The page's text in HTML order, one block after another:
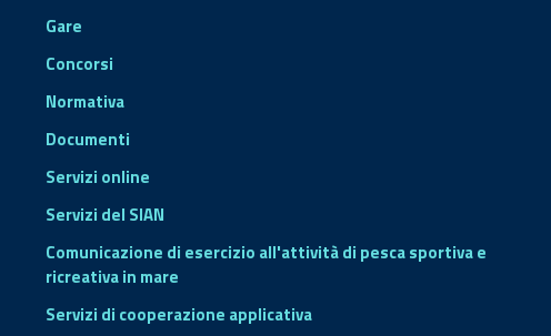
Gare
Concorsi
Normativa
Documenti
Servizi online
Servizi del SIAN
Comunicazione di esercizio all'attività di pesca sportiva e
ricreativa in mare
Servizi di cooperazione applicativa